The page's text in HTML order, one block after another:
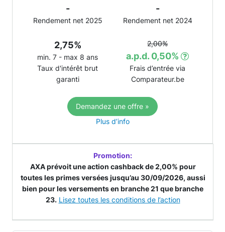
-
Rendement net 2025
-
Rendement net 2024
2,75%
min. 7 - max 8 ans
Taux d'intérêt brut
garanti
2,00%
a.p.d. 0,50%
Frais d’entrée via
Comparateur.be
Demandez une offre »
Plus d’info
Promotion:
AXA prévoit une action cashback de 2,00% pour
toutes les primes versées jusqu’au 30/09/2026, aussi
bien pour les versements en branche 21 que branche
23. Lisez toutes les conditions de l’action